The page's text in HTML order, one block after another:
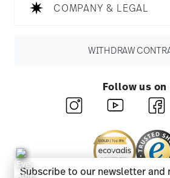
COMPANY & LEGAL
WITHDRAW
Follow us on
Subscribe to our newsletter and